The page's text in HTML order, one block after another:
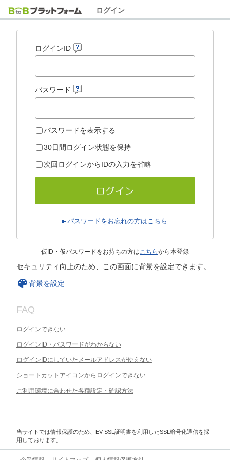
ログイン
ログインID
パスワード
パスワードを表示する
30日間ログイン状態を保持
次回ログインからIDの入力を省略
パスワードをお忘れの方はこちら
仮ID・仮パスワードをお持ちの方はこちらから本登録
セキュリティ向上のため、この画面に背景を設定できます。
背景を設定
FAQ
ログインできない
ログインID・パスワードがわからない
ログインIDにしていたメールアドレスが使えない
ショートカットアイコンからログインできない
ご利用環境に合わせた各種設定・確認方法
当サイトでは情報保護のため、EV SSL証明書を利用したSSL暗号化通信を採
用しております。